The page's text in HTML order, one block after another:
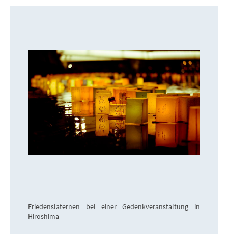
Friedenslaternen bei einer Gedenkveranstaltung in
Hiroshima